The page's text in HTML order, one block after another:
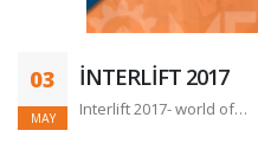
03
MAY
İNTERLİFT 2017
Interlift 2017- world of…